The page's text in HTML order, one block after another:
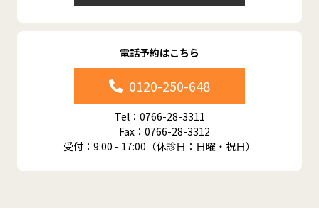
電話予約はこちら
0120-250-648
Tel：0766-28-3311
Fax：0766-28-3312
受付：9:00 - 17:00（休診日：日曜・祝日）